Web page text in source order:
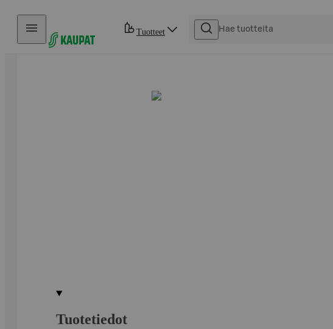
Hyppää sisältöön
Tuotteet
Tuotetiedot